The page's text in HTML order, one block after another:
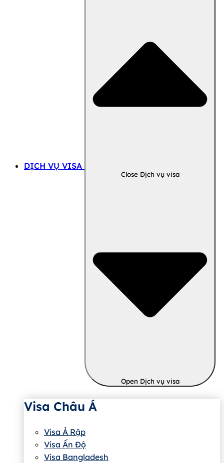
DỊCH VỤ VISA
Close Dịch vụ visa
Open Dịch vụ visa
Visa Châu Á
Visa Ả Rập
Visa Ấn Độ
Visa Bangladesh